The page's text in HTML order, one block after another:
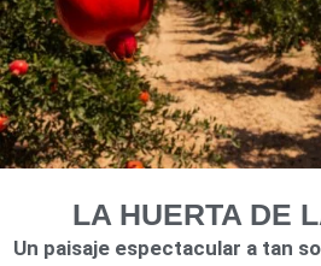
LA HUERTA DE
Un paisaje espectacular a tan